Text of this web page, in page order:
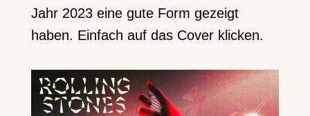
Jahr 2023 eine gute Form gezeigt
haben. Einfach auf das Cover klicken.